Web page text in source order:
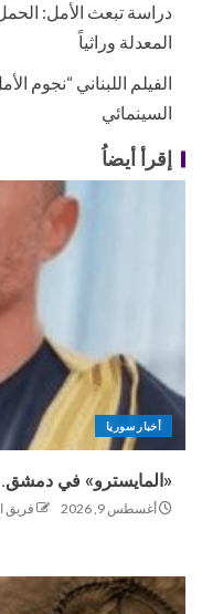
دراسة تبعث الأمل: الحمل
المعدلة وراثياً
الفيلم اللبناني “نجوم
السينمائي
إقرأ أيضاُ
أخبار سوريا
«المايسترو» في
أغسطس 9, 2026 فريق